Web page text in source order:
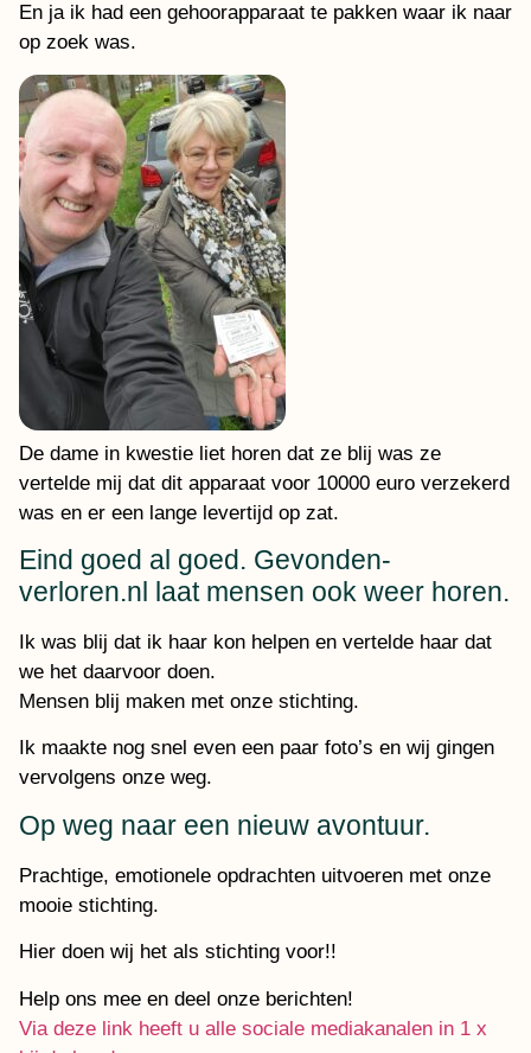
En ja ik had een gehoorapparaat te pakken waar ik naar
op zoek was.
De dame in kwestie liet horen dat ze blij was ze
vertelde mij dat dit apparaat voor 10000 euro verzekerd
was en er een lange levertijd op zat.
Eind goed al goed. Gevonden-
verloren.nl laat mensen ook weer horen.
Ik was blij dat ik haar kon helpen en vertelde haar dat
we het daarvoor doen.
Mensen blij maken met onze stichting.
Ik maakte nog snel even een paar foto’s en wij gingen
vervolgens onze weg.
Op weg naar een nieuw avontuur.
Prachtige, emotionele opdrachten uitvoeren met onze
mooie stichting.
Hier doen wij het als stichting voor!!
Help ons mee en deel onze berichten!
Via deze link heeft u alle sociale mediakanalen in 1 x